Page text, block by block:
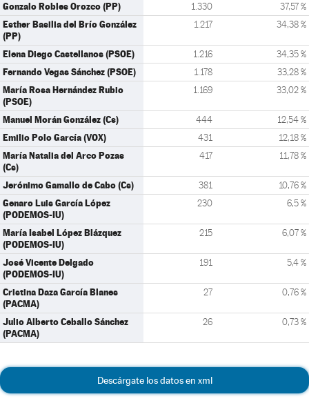
Gonzalo Robles Orozco (PP) 1.330 37,57 %
Esther Basilia del Brío González
(PP)
1.217 34,38 %
Elena Diego Castellanos (PSOE) 1.216 34,35 %
Fernando Vegas Sánchez (PSOE) 1.178 33,28 %
María Rosa Hernández Rubio
(PSOE)
1.169 33,02 %
Manuel Morán González (Cs) 444 12,54 %
Emilio Polo García (VOX) 431 12,18 %
María Natalia del Arco Pozas
(Cs)
417 11,78 %
Jerónimo Gamallo de Cabo (Cs) 381 10,76 %
Genaro Luis García López
(PODEMOS-IU)
230 6,5 %
María Isabel López Blázquez
(PODEMOS-IU)
215 6,07 %
José Vicente Delgado
(PODEMOS-IU)
191 5,4 %
Cristina Daza García Blanes
(PACMA)
27 0,76 %
Julio Alberto Ceballo Sánchez
(PACMA)
26 0,73 %
Descárgate los datos en xml